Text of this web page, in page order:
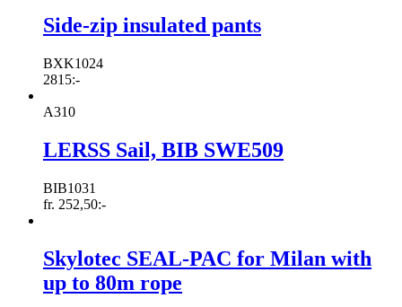
Side-zip insulated pants
BXK1024
2815:-
A310
LERSS Sail, BIB SWE509
BIB1031
fr. 252,50:-
Skylotec SEAL-PAC for Milan with
up to 80m rope